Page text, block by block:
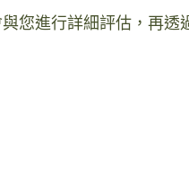
您進行詳細評估，再透